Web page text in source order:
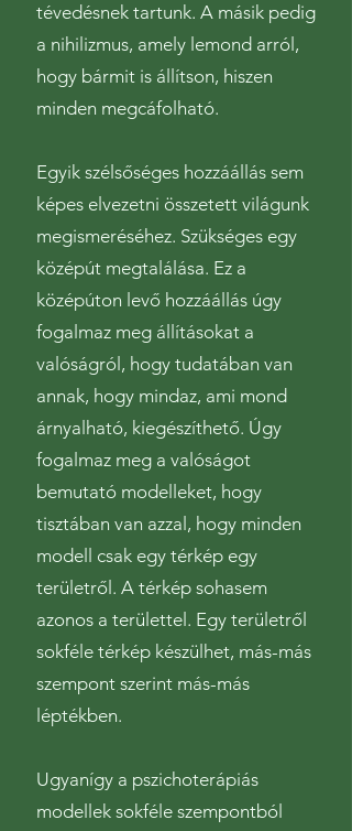
tévedésnek tartunk. A másik pedig
a nihilizmus, amely lemond arról,
hogy bármit is állítson, hiszen
minden megcáfolható.
Egyik szélsőséges hozzáállás sem
képes elvezetni összetett világunk
megismeréséhez. Szükséges egy
középút megtalálása. Ez a
középúton levő hozzáállás úgy
fogalmaz meg állításokat a
valóságról, hogy tudatában van
annak, hogy mindaz, ami mond
árnyalható, kiegészíthető. Úgy
fogalmaz meg a valóságot
bemutató modelleket, hogy
tisztában van azzal, hogy minden
modell csak egy térkép egy
területről. A térkép sohasem
azonos a területtel. Egy területről
sokféle térkép készülhet, más-más
szempont szerint más-más
léptékben.
Ugyanígy a pszichoterápiás
modellek sokféle szempontból